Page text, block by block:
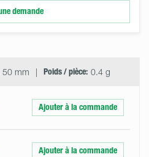
demande
50 mm Poids / pièce: 0.4 g
Ajouter à la commande
Ajouter à la commande